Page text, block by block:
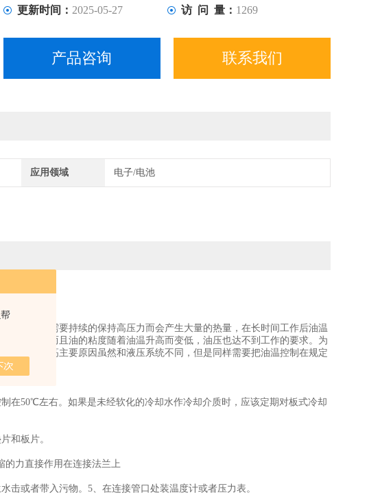
更新时间： 2025-05-27 访 问 量： 1269
产品咨询 联系我们
应用领域 电子/电池
说明
作的时候需要持续的保持高压力而会产生大量的热量，在长时间工作后油温
、损坏，而且油的粘度随着油温升高而变低，油压也达不到工作的要求。为
的油温升高主要原因虽然和液压系统不同，但是同样需要把油温控制在规定
在50℃左右。如果是未经软化的冷却水作冷却介质时，应该定期对板式冷却
和板片。
的力直接作用在连接法兰上
击或者带入污物。5、在连接管口处装温度计或者压力表。